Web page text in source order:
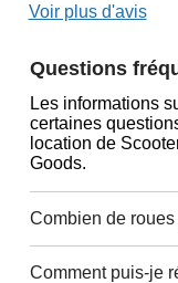
Voir plus d'avis
Questions
Les informations
certaines
location de
Goods.
Combien de
Comment puis-je